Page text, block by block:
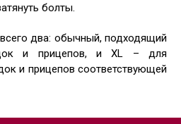
болты.
два: обычный, подходящий
и прицепов, и XL – для
и прицепов соответствующей